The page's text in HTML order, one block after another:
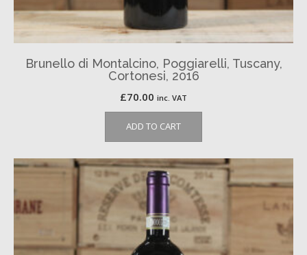
Brunello di Montalcino, Poggiarelli, Tuscany,
Cortonesi, 2016
£70.00 inc. VAT
ADD TO CART